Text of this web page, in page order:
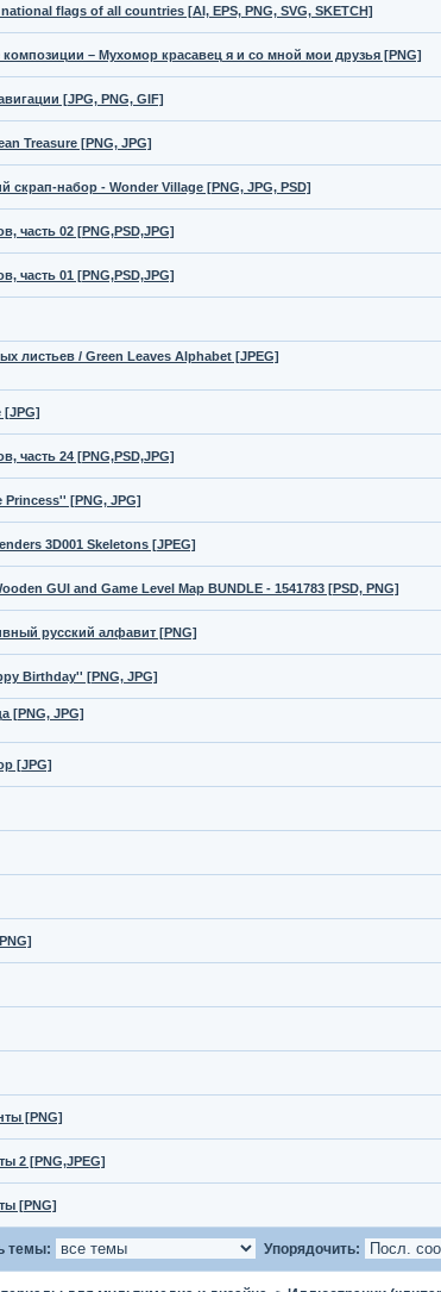
flags of all countries [AI, EPS, PNG, SVG, SKETCH]
– Мухомор красавец я и со мной мои друзья [PNG]
[JPG, PNG, GIF]
Treasure [PNG, JPG]
скрап-набор - Wonder Village [PNG, JPG, PSD]
часть 02 [PNG,PSD,JPG]
часть 01 [PNG,PSD,JPG]
листьев / Green Leaves Alphabet [JPEG]
[JPG]
часть 24 [PNG,PSD,JPG]
[PNG, JPG]
3D001 Skeletons [JPEG]
GUI and Game Level Map BUNDLE - 1541783 [PSD, PNG]
русский алфавит [PNG]
Birthday'' [PNG, JPG]
[PNG, JPG]
[JPG]
[PNG]
2 [PNG,JPEG]
[PNG]
темы: Упорядочить: